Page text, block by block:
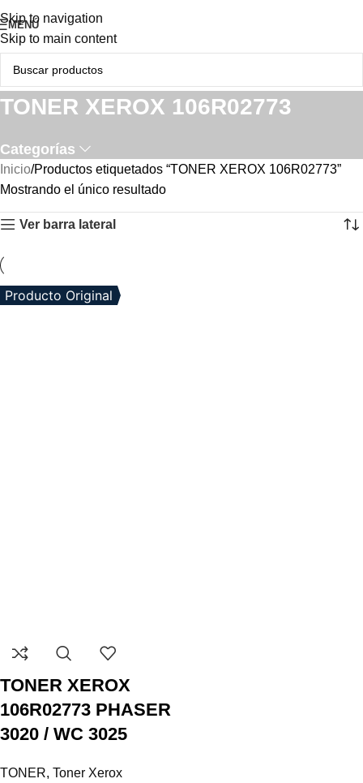
Skip to navigation
Skip to main content
MENÚ
TONER XEROX 106R02773
Categorías
Inicio Productos etiquetados “TONER XEROX 106R02773”
Mostrando el único resultado
Ver barra lateral
Producto Original
TONER XEROX
106R02773 PHASER
3020 / WC 3025
TONER, Toner Xerox